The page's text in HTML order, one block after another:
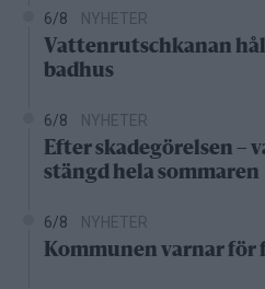
6/8 NYHETER
Vattenrutschkanan
badhus
6/8 NYHETER
Efter skadegörelsen –
stängd hela sommaren
6/8 NYHETER
Kommunen varnar för